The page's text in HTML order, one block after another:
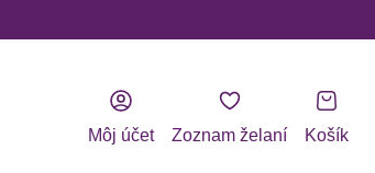
Môj účet Zoznam želaní Košík